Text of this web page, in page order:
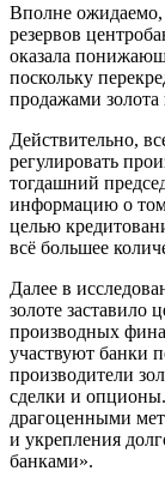
Вполне ожидаемо,
резервов
оказала
поскольку
продажами
Действительно,
регулировать
тогдашний
информацию о
целью
всё большее
Далее в
золоте заставило
производных
участвуют банки
производители
сделки и
драгоценными
и укрепления
банками».